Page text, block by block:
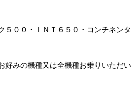
５００・ＩＮＴ６５０・コンチネンタ
好みの機種又は全機種お乗りいただい